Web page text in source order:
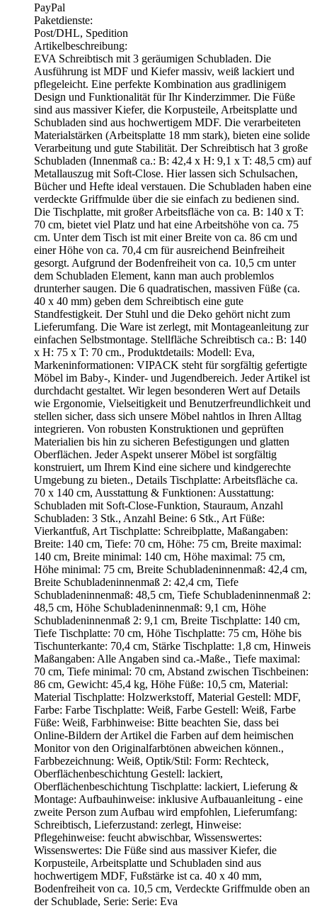
PayPal
Paketdienste:
Post/DHL, Spedition
Artikelbeschreibung:
EVA Schreibtisch mit 3 geräumigen Schubladen. Die
Ausführung ist MDF und Kiefer massiv, weiß lackiert und
pflegeleicht. Eine perfekte Kombination aus gradlinigem
Design und Funktionalität für Ihr Kinderzimmer. Die Füße
sind aus massiver Kiefer, die Korpusteile, Arbeitsplatte und
Schubladen sind aus hochwertigem MDF. Die verarbeiteten
Materialstärken (Arbeitsplatte 18 mm stark), bieten eine solide
Verarbeitung und gute Stabilität. Der Schreibtisch hat 3 große
Schubladen (Innenmaß ca.: B: 42,4 x H: 9,1 x T: 48,5 cm) auf
Metallauszug mit Soft-Close. Hier lassen sich Schulsachen,
Bücher und Hefte ideal verstauen. Die Schubladen haben eine
verdeckte Griffmulde über die sie einfach zu bedienen sind.
Die Tischplatte, mit großer Arbeitsfläche von ca. B: 140 x T:
70 cm, bietet viel Platz und hat eine Arbeitshöhe von ca. 75
cm. Unter dem Tisch ist mit einer Breite von ca. 86 cm und
einer Höhe von ca. 70,4 cm für ausreichend Beinfreiheit
gesorgt. Aufgrund der Bodenfreiheit von ca. 10,5 cm unter
dem Schubladen Element, kann man auch problemlos
drunterher saugen. Die 6 quadratischen, massiven Füße (ca.
40 x 40 mm) geben dem Schreibtisch eine gute
Standfestigkeit. Der Stuhl und die Deko gehört nicht zum
Lieferumfang. Die Ware ist zerlegt, mit Montageanleitung zur
einfachen Selbstmontage. Stellfläche Schreibtisch ca.: B: 140
x H: 75 x T: 70 cm., Produktdetails: Modell: Eva,
Markeninformationen: VIPACK steht für sorgfältig gefertigte
Möbel im Baby-, Kinder- und Jugendbereich. Jeder Artikel ist
durchdacht gestaltet. Wir legen besonderen Wert auf Details
wie Ergonomie, Vielseitigkeit und Benutzerfreundlichkeit und
stellen sicher, dass sich unsere Möbel nahtlos in Ihren Alltag
integrieren. Von robusten Konstruktionen und geprüften
Materialien bis hin zu sicheren Befestigungen und glatten
Oberflächen. Jeder Aspekt unserer Möbel ist sorgfältig
konstruiert, um Ihrem Kind eine sichere und kindgerechte
Umgebung zu bieten., Details Tischplatte: Arbeitsfläche ca.
70 x 140 cm, Ausstattung & Funktionen: Ausstattung:
Schubladen mit Soft-Close-Funktion, Stauraum, Anzahl
Schubladen: 3 Stk., Anzahl Beine: 6 Stk., Art Füße:
Vierkantfuß, Art Tischplatte: Schreibplatte, Maßangaben:
Breite: 140 cm, Tiefe: 70 cm, Höhe: 75 cm, Breite maximal:
140 cm, Breite minimal: 140 cm, Höhe maximal: 75 cm,
Höhe minimal: 75 cm, Breite Schubladeninnenmaß: 42,4 cm,
Breite Schubladeninnenmaß 2: 42,4 cm, Tiefe
Schubladeninnenmaß: 48,5 cm, Tiefe Schubladeninnenmaß 2:
48,5 cm, Höhe Schubladeninnenmaß: 9,1 cm, Höhe
Schubladeninnenmaß 2: 9,1 cm, Breite Tischplatte: 140 cm,
Tiefe Tischplatte: 70 cm, Höhe Tischplatte: 75 cm, Höhe bis
Tischunterkante: 70,4 cm, Stärke Tischplatte: 1,8 cm, Hinweis
Maßangaben: Alle Angaben sind ca.-Maße., Tiefe maximal:
70 cm, Tiefe minimal: 70 cm, Abstand zwischen Tischbeinen:
86 cm, Gewicht: 45,4 kg, Höhe Füße: 10,5 cm, Material:
Material Tischplatte: Holzwerkstoff, Material Gestell: MDF,
Farbe: Farbe Tischplatte: Weiß, Farbe Gestell: Weiß, Farbe
Füße: Weiß, Farbhinweise: Bitte beachten Sie, dass bei
Online-Bildern der Artikel die Farben auf dem heimischen
Monitor von den Originalfarbtönen abweichen können.,
Farbbezeichnung: Weiß, Optik/Stil: Form: Rechteck,
Oberflächenbeschichtung Gestell: lackiert,
Oberflächenbeschichtung Tischplatte: lackiert, Lieferung &
Montage: Aufbauhinweise: inklusive Aufbauanleitung - eine
zweite Person zum Aufbau wird empfohlen, Lieferumfang:
Schreibtisch, Lieferzustand: zerlegt, Hinweise:
Pflegehinweise: feucht abwischbar, Wissenswertes:
Wissenswertes: Die Füße sind aus massiver Kiefer, die
Korpusteile, Arbeitsplatte und Schubladen sind aus
hochwertigem MDF, Fußstärke ist ca. 40 x 40 mm,
Bodenfreiheit von ca. 10,5 cm, Verdeckte Griffmulde oben an
der Schublade, Serie: Serie: Eva